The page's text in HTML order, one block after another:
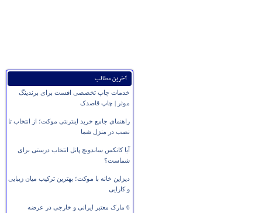
آخرین مطالب
خدمات چاپ تخصصی افست برای برندینگ
موثر | چاپ قاصدک
راهنمای جامع خرید اینترنتی موکت؛ از انتخاب تا
نصب در منزل شما
آیا کانکس ساندویچ پانل انتخاب درستی برای
شماست؟
دیزاین خانه با موکت؛ بهترین ترکیب میان زیبایی
و کارایی
6 مارک معتبر ایرانی و خارجی در عرضه